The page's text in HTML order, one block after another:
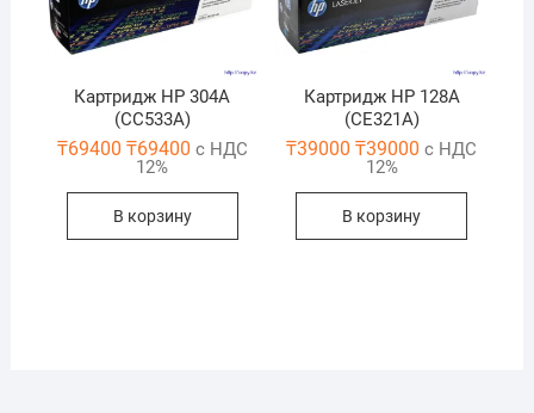
Картридж HP 304A
(CC533A)
₸69400 ₸69400 с НДС
12%
В корзину
Картридж HP 128A
(CE321A)
₸39000 ₸39000 с НДС
12%
В корзину